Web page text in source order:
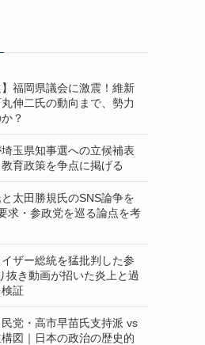
】福岡県議会に激震！維新
伸二氏の動向まで、勢力
？
玉県知事選への立候補表
育政策を争点に掲げる
太田勝規氏のSNS論争を
求・参政党を巡る論点を考
イザー総統を猛批判した参
き動画が招いた炎上と過
証
民党・高市早苗氏支持派 vs
図｜日本の政治の歴史的